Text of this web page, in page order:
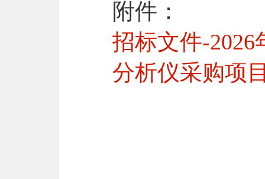
附件：
招标文件-
分析仪采购项